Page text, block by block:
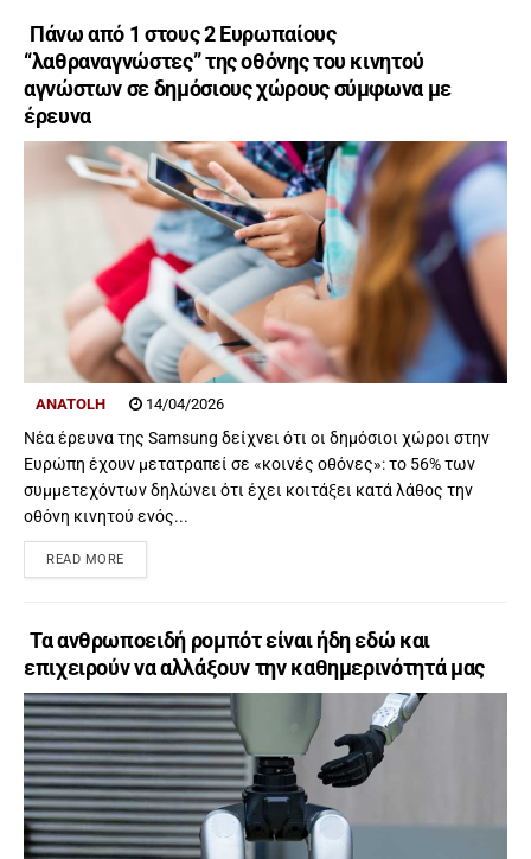
Πάνω από 1 στους 2 Ευρωπαίους
“λαθραναγνώστες” της οθόνης του κινητού
αγνώστων σε δημόσιους χώρους σύμφωνα με
έρευνα
ANATOLH 14/04/2026
Νέα έρευνα της Samsung δείχνει ότι οι δημόσιοι χώροι στην
Ευρώπη έχουν μετατραπεί σε «κοινές οθόνες»: το 56% των
συμμετεχόντων δηλώνει ότι έχει κοιτάξει κατά λάθος την
οθόνη κινητού ενός...
READ MORE
Τα ανθρωποειδή ρομπότ είναι ήδη εδώ και
επιχειρούν να αλλάξουν την καθημερινότητά μας